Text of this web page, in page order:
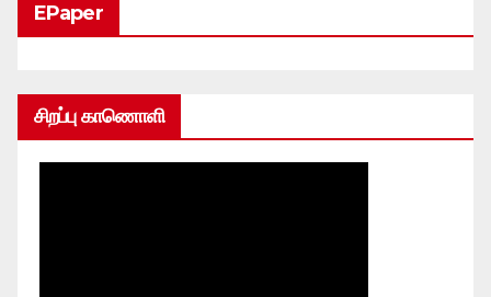
EPaper
சிறப்பு காணொளி